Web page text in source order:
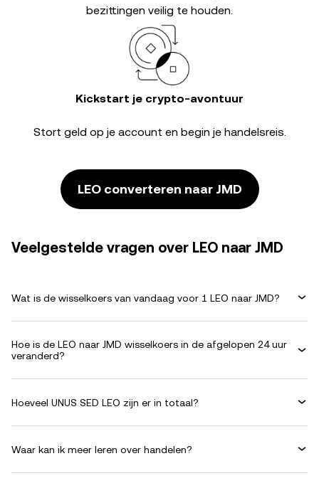
bezittingen veilig te houden.
Kickstart je crypto-avontuur
Stort geld op je account en begin je handelsreis.
LEO converteren naar JMD
Veelgestelde vragen over LEO naar JMD
Wat is de wisselkoers van vandaag voor 1 LEO naar JMD?
Hoe is de LEO naar JMD wisselkoers in de afgelopen 24 uur
veranderd?
Hoeveel UNUS SED LEO zijn er in totaal?
Waar kan ik meer leren over handelen?